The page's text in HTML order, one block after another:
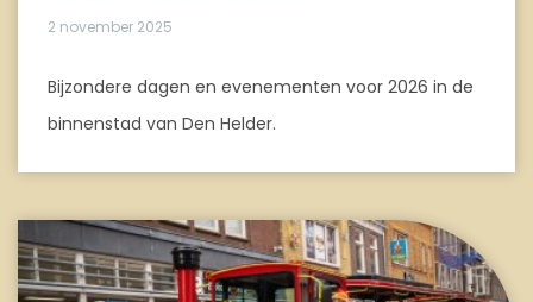
2 november 2025
Bijzondere dagen en evenementen voor 2026 in de
binnenstad van Den Helder.